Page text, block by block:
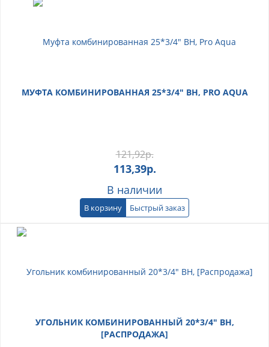
МУФТА КОМБИНИРОВАННАЯ 25*3/4" ВН, PRO AQUA
121,92р.
113,39р.
В наличии
В корзину Быстрый заказ
УГОЛЬНИК КОМБИНИРОВАННЫЙ 20*3/4" ВН,
[РАСПРОДАЖА]